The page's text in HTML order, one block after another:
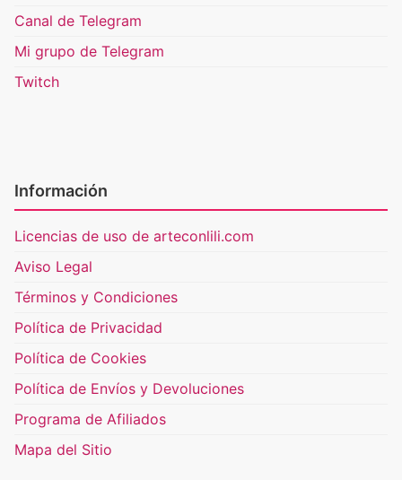
Canal de Telegram
Mi grupo de Telegram
Twitch
Información
Licencias de uso de arteconlili.com
Aviso Legal
Términos y Condiciones
Política de Privacidad
Política de Cookies
Política de Envíos y Devoluciones
Programa de Afiliados
Mapa del Sitio